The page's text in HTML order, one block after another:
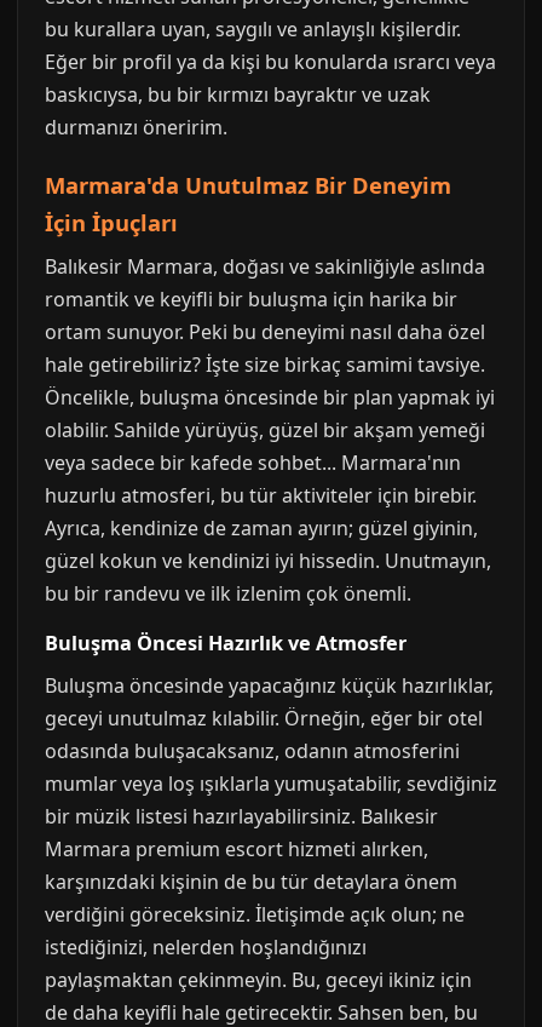
bu kurallara uyan, saygılı ve anlayışlı kişilerdir.
Eğer bir profil ya da kişi bu konularda ısrarcı veya
baskıcıysa, bu bir kırmızı bayraktır ve uzak
durmanızı öneririm.
Marmara'da Unutulmaz Bir Deneyim
İçin İpuçları
Balıkesir Marmara, doğası ve sakinliğiyle aslında
romantik ve keyifli bir buluşma için harika bir
ortam sunuyor. Peki bu deneyimi nasıl daha özel
hale getirebiliriz? İşte size birkaç samimi tavsiye.
Öncelikle, buluşma öncesinde bir plan yapmak iyi
olabilir. Sahilde yürüyüş, güzel bir akşam yemeği
veya sadece bir kafede sohbet... Marmara'nın
huzurlu atmosferi, bu tür aktiviteler için birebir.
Ayrıca, kendinize de zaman ayırın; güzel giyinin,
güzel kokun ve kendinizi iyi hissedin. Unutmayın,
bu bir randevu ve ilk izlenim çok önemli.
Buluşma Öncesi Hazırlık ve Atmosfer
Buluşma öncesinde yapacağınız küçük hazırlıklar,
geceyi unutulmaz kılabilir. Örneğin, eğer bir otel
odasında buluşacaksanız, odanın atmosferini
mumlar veya loş ışıklarla yumuşatabilir, sevdiğiniz
bir müzik listesi hazırlayabilirsiniz. Balıkesir
Marmara premium escort hizmeti alırken,
karşınızdaki kişinin de bu tür detaylara önem
verdiğini göreceksiniz. İletişimde açık olun; ne
istediğinizi, nelerden hoşlandığınızı
paylaşmaktan çekinmeyin. Bu, geceyi ikiniz için
de daha keyifli hale getirecektir. Sahsen ben, bu